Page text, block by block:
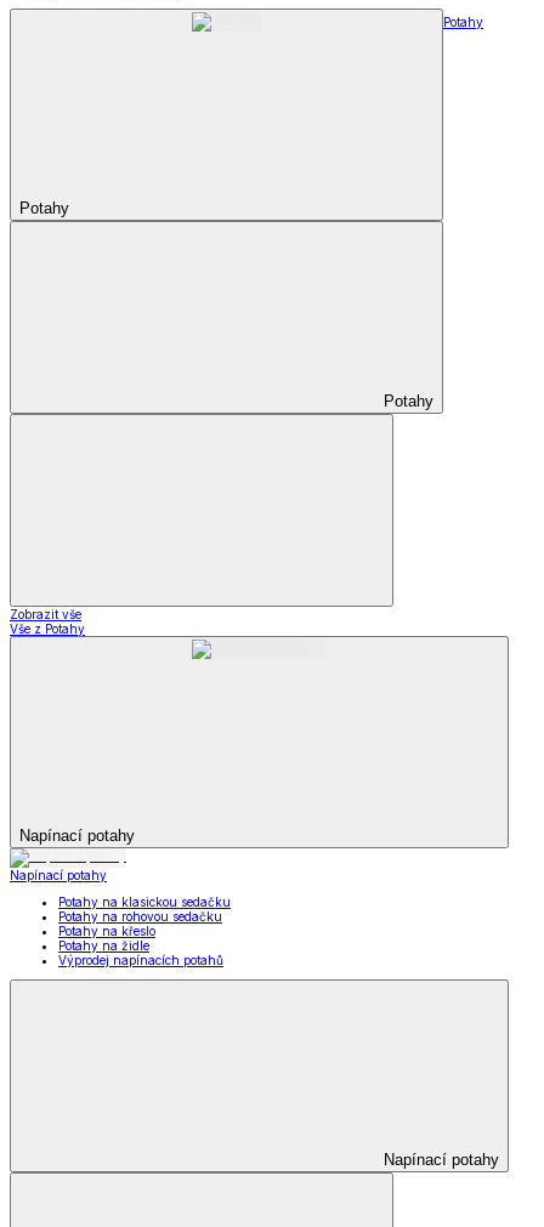
Potahy
Potahy
Potahy
Zobrazit vše
Vše z Potahy
Napínací potahy
Napínací potahy
Potahy na klasickou sedačku
Potahy na rohovou sedačku
Potahy na křeslo
Potahy na židle
Výprodej napínacích potahů
Napínací potahy